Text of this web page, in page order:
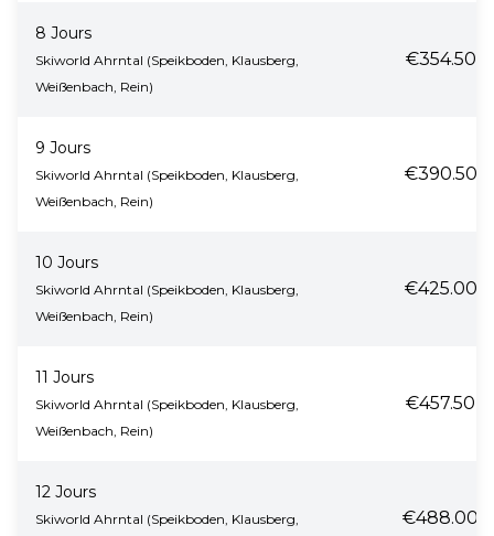
8 Jours
Skiworld Ahrntal (Speikboden, Klausberg,
Weißenbach, Rein)
€354.50
9 Jours
Skiworld Ahrntal (Speikboden, Klausberg,
Weißenbach, Rein)
€390.50
10 Jours
Skiworld Ahrntal (Speikboden, Klausberg,
Weißenbach, Rein)
€425.00
11 Jours
Skiworld Ahrntal (Speikboden, Klausberg,
Weißenbach, Rein)
€457.50
12 Jours
Skiworld Ahrntal (Speikboden, Klausberg,
€488.00